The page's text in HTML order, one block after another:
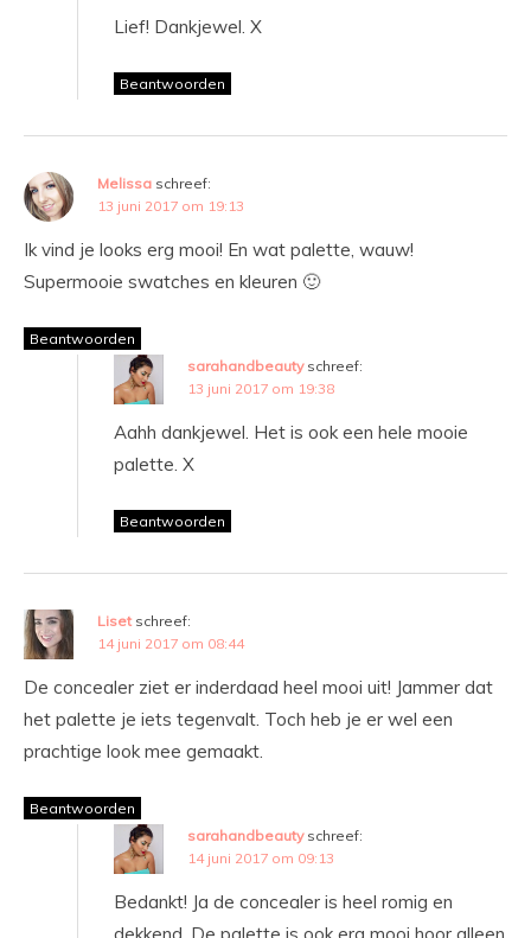
Lief! Dankjewel. X
Beantwoorden
Melissa schreef:
13 juni 2017 om 19:13
Ik vind je looks erg mooi! En wat palette, wauw!
Supermooie swatches en kleuren 🙂
Beantwoorden
sarahandbeauty schreef:
13 juni 2017 om 19:38
Aahh dankjewel. Het is ook een hele mooie
palette. X
Beantwoorden
Liset schreef:
14 juni 2017 om 08:44
De concealer ziet er inderdaad heel mooi uit! Jammer dat
het palette je iets tegenvalt. Toch heb je er wel een
prachtige look mee gemaakt.
Beantwoorden
sarahandbeauty schreef:
14 juni 2017 om 09:13
Bedankt! Ja de concealer is heel romig en
dekkend. De palette is ook erg mooi hoor alleen